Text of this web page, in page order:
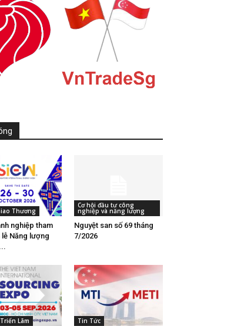
Thương
nghiệp tham
lễ Năng lượng
Cơ hội đầu tư công
nghiệp và năng lượng
Nguyệt san số 69 tháng
7/2026
Lãm Tin Tức